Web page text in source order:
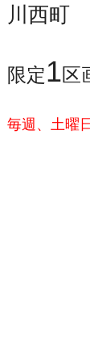
川西町
限定1区
毎週、土曜